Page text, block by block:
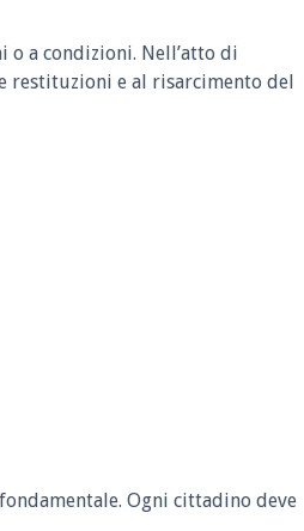
o a condizioni. Nell’atto di
restituzioni e al risarcimento del
Ogni cittadino deve